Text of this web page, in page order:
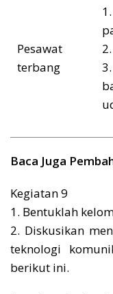
Pesawat
terbang
Baca Juga
Kegiatan 9
1. Bentuklah
2. Diskusikan
teknologi
berikut ini.